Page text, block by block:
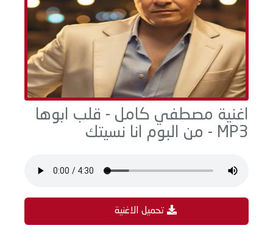
اغنية مصطفي كامل - قلب ابوها
MP3 - من البوم انا نسيتك
تحميل الاغنية